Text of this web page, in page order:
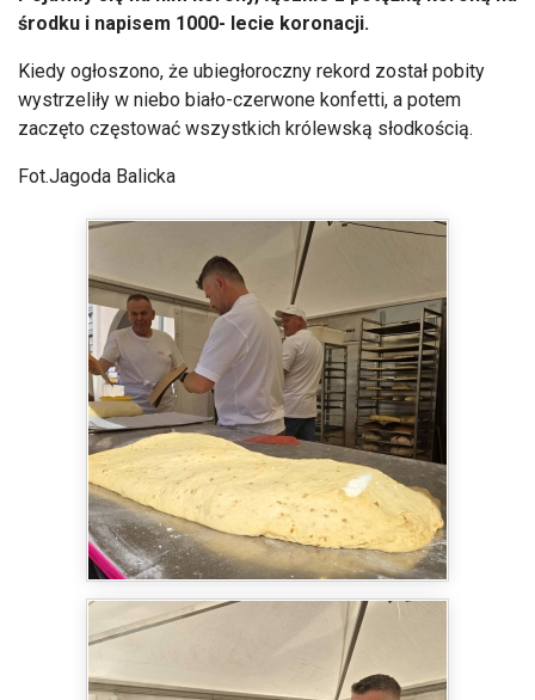
środku i napisem 1000- lecie koronacji.
Kiedy ogłoszono, że ubiegłoroczny rekord został pobity
wystrzeliły w niebo biało-czerwone konfetti, a potem
zaczęto częstować wszystkich królewską słodkością.
Fot.Jagoda Balicka